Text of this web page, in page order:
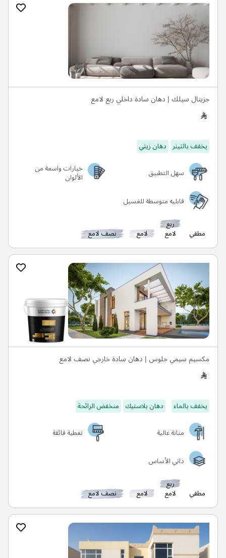
جزيتال سيلك | دهان سادة داخلي ربع لامع
يخفف بالثينر دهان زيتي
سهل التطبيق
خيارات واسعة من
الألوان
قابليه متوسطة للغسيل
مطفي
ربع
لامع لامع نصف لامع
مكسيم سيمي جلوس | دهان سادة خارجي نصف لامع
يخفف بالماء دهان بلاستيك منخفض الرائحة
متانة عالية
تغطية فائقة
ذاتي الأساس
مطفي
ربع
لامع لامع نصف لامع